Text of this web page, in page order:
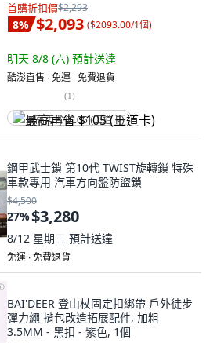
首購折扣價$2,293
8% $2,093 ($2093.00/1個)
明天 8/8 (六) 預計送達
酷澎直售 ∙ 免運 ∙ 免費退貨
(1)
最高再省 $105 (王道卡)
鋼甲武士鎖 第10代 TWIST旋轉鎖 特殊
車款專用 汽車方向盤防盜鎖
$4,500
27%$3,280
8/12 星期三 預計送達
免運 ∙ 免費退貨
BAI'DEER 登山杖固定扣綁帶 戶外徒步
彈力繩 揹包改造拓展配件, 加粗
3.5MM - 黑扣 - 紫色, 1個